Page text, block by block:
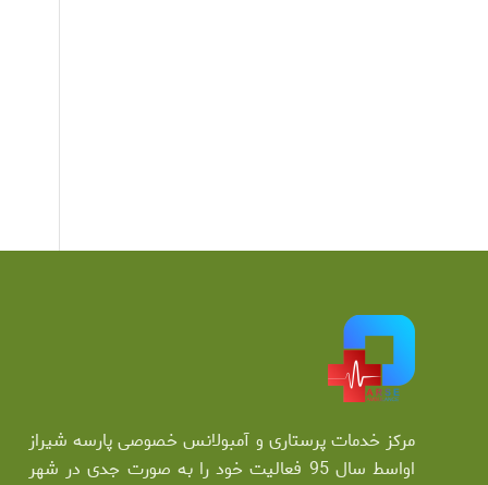
مرکز خدمات پرستاری و آمبولانس خصوصی پارسه شیراز
اواسط سال 95 فعالیت خود را به صورت جدی در شهر